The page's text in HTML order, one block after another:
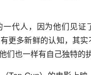
代人，因为他们见证
更多新鲜的认知，其实
们也一样有自己独特的